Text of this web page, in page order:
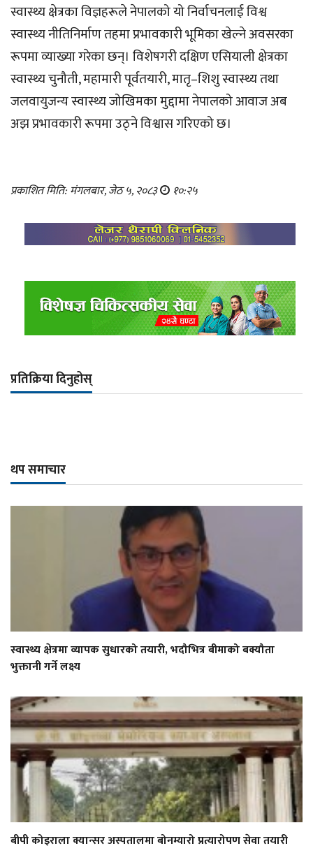
स्वास्थ्य क्षेत्रका विज्ञहरूले नेपालको यो निर्वाचनलाई विश्व
स्वास्थ्य नीतिनिर्माण तहमा प्रभावकारी भूमिका खेल्ने अवसरका
रूपमा व्याख्या गरेका छन्। विशेषगरी दक्षिण एसियाली क्षेत्रका
स्वास्थ्य चुनौती, महामारी पूर्वतयारी, मातृ–शिशु स्वास्थ्य तथा
जलवायुजन्य स्वास्थ्य जोखिमका मुद्दामा नेपालको आवाज अब
अझ प्रभावकारी रूपमा उठ्ने विश्वास गरिएको छ।
प्रकाशित मिति: मंगलबार, जेठ ५, २०८३ १०:२५
प्रतिक्रिया दिनुहोस्
थप समाचार
स्वास्थ्य क्षेत्रमा व्यापक सुधारको तयारी, भदौभित्र बीमाको बक्यौता
भुक्तानी गर्ने लक्ष्य
बीपी कोइराला क्यान्सर अस्पतालमा बोनम्यारो प्रत्यारोपण सेवा तयारी